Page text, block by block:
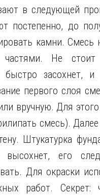
в следующей
постепенно, до
камни. Смесь
частями. Не
быстро засохнет,
первого слоя
вручную. Для этого
смесь).
Штукатурка
его
Для окраски
работ. Секрет: